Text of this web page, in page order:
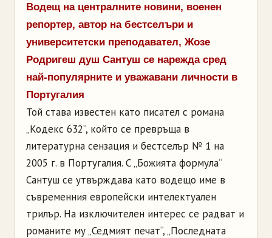
Водещ на централните новини, военен
репортер, автор на бестселъри и
университетски преподавател, Жозе
Родригеш душ Сантуш се нарежда сред
най-популярните и уважавани личности в
Португалия
Той става известен като писател с романа
„Кодекс 632“, който се превръща в
литературна сензация и бестселър № 1 на
2005 г. в Португалия. С„Божията формула“
Сантуш се утвърждава като водещо име в
съвременния европейски интелектуален
трилър. На изключителен интерес се радват и
романите му„Седмият печат“,„Последната